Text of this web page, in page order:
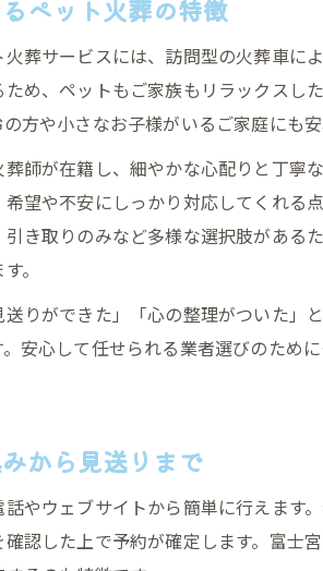
方法
ント
事項
て
るコツ
士宮
ペット火葬の特徴
葬サービスには、訪問型の火葬車に
め、ペットもご家族もリラックスし
方や小さなお子様がいるご家庭にも安
師が在籍し、細やかな心配りと丁寧
望や不安にしっかり対応してくれる
き取りのみなど多様な選択肢がある
。
りができた」「心の整理がついた」
安心して任せられる業者選びのため
から見送りまで
やウェブサイトから簡単に行えます
認した上で予約が確定します。富士